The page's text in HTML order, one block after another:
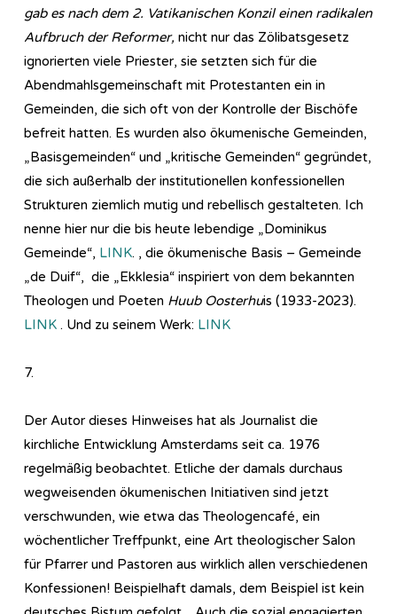
gab es nach dem 2. Vatikanischen Konzil einen radikalen
Aufbruch der Reformer, nicht nur das Zölibatsgesetz
ignorierten viele Priester, sie setzten sich für die
Abendmahlsgemeinschaft mit Protestanten ein in
Gemeinden, die sich oft von der Kontrolle der Bischöfe
befreit hatten. Es wurden also ökumenische Gemeinden,
„Basisgemeinden“ und „kritische Gemeinden“ gegründet,
die sich außerhalb der institutionellen konfessionellen
Strukturen ziemlich mutig und rebellisch gestalteten. Ich
nenne hier nur die bis heute lebendige „Dominikus
Gemeinde“, LINK. , die ökumenische Basis – Gemeinde
„de Duif“, die „Ekklesia“ inspiriert von dem bekannten
Theologen und Poeten Huub Oosterhuis (1933-2023).
LINK . Und zu seinem Werk: LINK
7.
Der Autor dieses Hinweises hat als Journalist die
kirchliche Entwicklung Amsterdams seit ca. 1976
regelmäßig beobachtet. Etliche der damals durchaus
wegweisenden ökumenischen Initiativen sind jetzt
verschwunden, wie etwa das Theologencafé, ein
wöchentlicher Treffpunkt, eine Art theologischer Salon
für Pfarrer und Pastoren aus wirklich allen verschiedenen
Konfessionen! Beispielhaft damals, dem Beispiel ist kein